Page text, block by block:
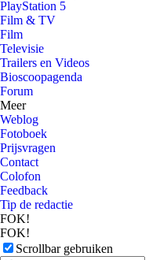
PlayStation 5
Film & TV
Film
Televisie
Trailers en Videos
Bioscoopagenda
Forum
Meer
Weblog
Fotoboek
Prijsvragen
Contact
Colofon
Feedback
Tip de redactie
FOK!
FOK!
Scrollbar gebruiken